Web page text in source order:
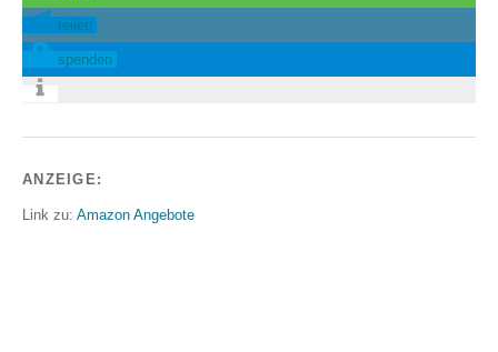
teilen
spenden
ANZEIGE:
Link zu: Amazon Angebote